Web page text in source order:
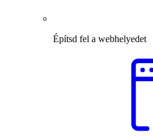
Építsd fel a webhelyedet